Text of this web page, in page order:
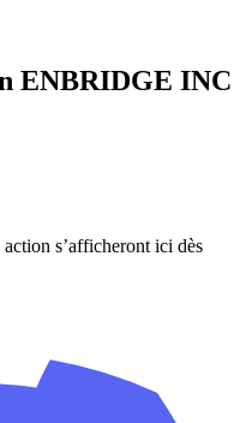
ENBRIDGE INC
s’afficheront ici dès